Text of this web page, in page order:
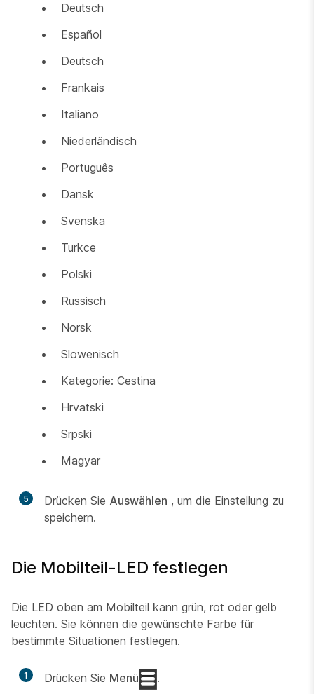
Deutsch
Español
Deutsch
Frankais
Italiano
Niederländisch
Português
Dansk
Svenska
Turkce
Polski
Russisch
Norsk
Slowenisch
Kategorie: Cestina
Hrvatski
Srpski
Magyar
5 Drücken Sie Auswählen , um die Einstellung zu
speichern.
Die Mobilteil-LED festlegen
Die LED oben am Mobilteil kann grün, rot oder gelb
leuchten. Sie können die gewünschte Farbe für
bestimmte Situationen festlegen.
1 Drücken Sie Menü .